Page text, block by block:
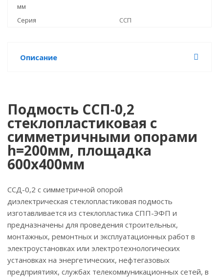
мм
Серия ССП
Описание
Подмость ССП-0,2
стеклопластиковая с
симметричными опорами
h=200мм, площадка
600х400мм
ССД-0,2 с симметричной опорой
диэлектрическая стеклопластиковая подмость
изготавливается из стеклопластика СПП-ЭФП и
предназначены для проведения строительных,
монтажных, ремонтных и эксплуатационных работ в
электроустановках или электротехнологических
установках на энергетических, нефтегазовых
предприятиях, службах телекоммуникационных сетей, в